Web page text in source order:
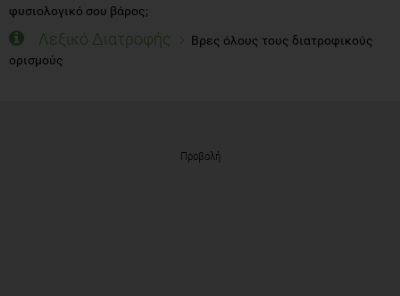
φυσιολογικό σου βάρος;
Λεξικό Διατροφής
Βρες όλους τους διατροφικούς
ορισμούς
Προβολή